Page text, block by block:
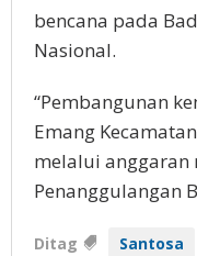
bencana pada
Nasional.
“Pembangunan
Emang
melalui anggaran
Penanggulangan
Ditag
Santosa